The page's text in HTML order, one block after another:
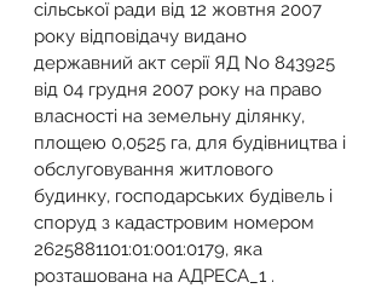
сільської ради від 12 жовтня 2007
року відповідачу видано
державний акт серії ЯД No 843925
від 04 грудня 2007 року на право
власності на земельну ділянку,
площею 0,0525 га, для будівництва і
обслуговування житлового
будинку, господарських будівель і
споруд з кадастровим номером
2625881101:01:001:0179, яка
розташована на АДРЕСА_1 .